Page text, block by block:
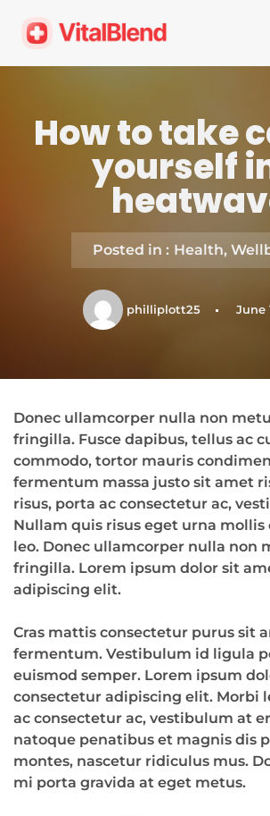
Skip
to
How to take
yourself
Posted in : Health,
philliplott25 June
Donec ullamcorper nulla non
fringilla. Fusce dapibus, tellus ac
commodo, tortor mauris
fermentum massa justo sit amet
risus, porta ac consectetur ac,
Nullam quis risus eget urna mollis
leo. Donec ullamcorper nulla non
fringilla. Lorem ipsum dolor sit
adipiscing elit.
Cras mattis consectetur purus sit
fermentum. Vestibulum id ligula
euismod semper. Lorem ipsum
consectetur adipiscing elit. Morbi
ac consectetur ac, vestibulum at
natoque penatibus et magnis dis
montes, nascetur ridiculus mus.
mi porta gravida at eget metus.